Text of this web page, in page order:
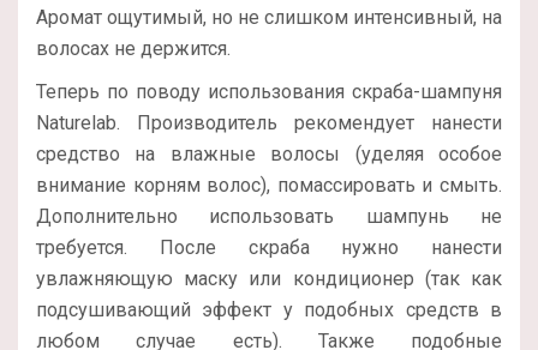
Аромат ощутимый, но не слишком интенсивный, на
волосах не держится.
Теперь по поводу использования скраба-шампуня
Naturelab. Производитель рекомендует нанести
средство на влажные волосы (уделяя особое
внимание корням волос), помассировать и смыть.
Дополнительно использовать шампунь не
требуется. После скраба нужно нанести
увлажняющую маску или кондиционер (так как
подсушивающий эффект у подобных средств в
любом случае есть). Также подобные